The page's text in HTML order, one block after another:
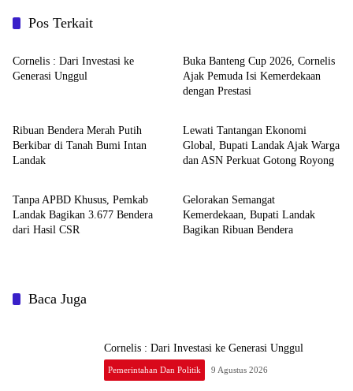
Pos Terkait
Pemerintahan dan Politik
Cornelis : Dari Investasi ke
Generasi Unggul
Buka Banteng Cup 2026, Cornelis
Ajak Pemuda Isi Kemerdekaan
dengan Prestasi
Ribuan Bendera Merah Putih
Berkibar di Tanah Bumi Intan
Landak
Pemerintahan dan Politik
Lewati Tantangan Ekonomi
Global, Bupati Landak Ajak Warga
dan ASN Perkuat Gotong Royong
Pemerintahan dan Politik
Tanpa APBD Khusus, Pemkab
Landak Bagikan 3.677 Bendera
dari Hasil CSR
Pemerintahan dan Politik
Gelorakan Semangat
Kemerdekaan, Bupati Landak
Bagikan Ribuan Bendera
Baca Juga
Cornelis : Dari Investasi ke Generasi Unggul
Pemerintahan Dan Politik 9 Agustus 2026